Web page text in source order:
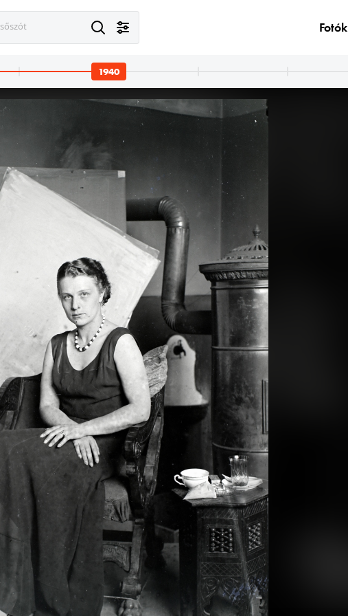
· Balatonfüred
és a Helka személyszállító csavargőzösök a kikötőnél. Leltári jelzet: MMKM TFGY 2017.10.30
1940 · Budapest XI. · Budaörsi repülőtér
a Nemzeti Repülőnap vitorlázó repülői. Leltári jelzet: 1180
Leltári jelzet: 21643
1940
Leltári jelzet: 21663
V.
Látkép az Erzsébet híd felé.
1940 · Budapest V.
Belgrád (Ferenc József) rakpart, hajóállomás. Látkép az Erzsébet híd a Királyi Palota (később Budavári Palota) felé.
1940 · Budapest V.
Belgrád (Ferenc József) rakpart, hajóállomás. Látkép az Erzsébet híd felé.
Fotók
1940